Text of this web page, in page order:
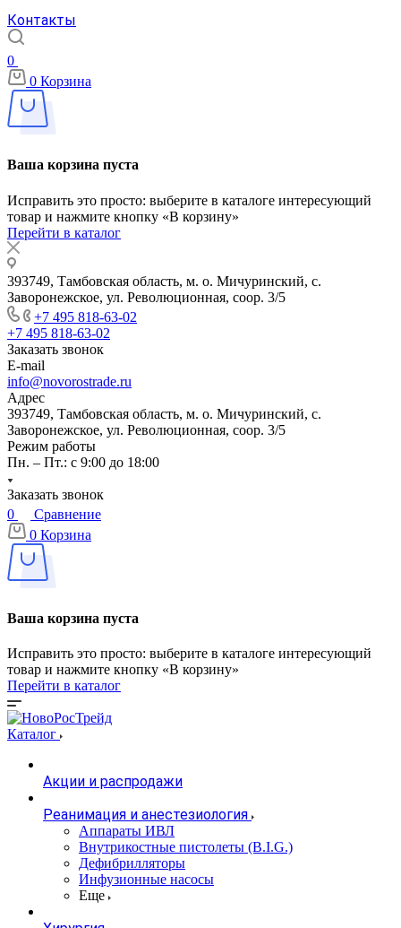
Контакты
0
0 Корзина
Ваша корзина пуста
Исправить это просто: выберите в каталоге интересующий
товар и нажмите кнопку «В корзину»
Перейти в каталог
393749, Тамбовская область, м. о. Мичуринский, с.
Заворонежское, ул. Революционная, соор. 3/5
+7 495 818-63-02
+7 495 818-63-02
Заказать звонок
E-mail
info@novorostrade.ru
Адрес
393749, Тамбовская область, м. о. Мичуринский, с.
Заворонежское, ул. Революционная, соор. 3/5
Режим работы
Пн. – Пт.: с 9:00 до 18:00
Заказать звонок
0
Сравнение
0 Корзина
Ваша корзина пуста
Исправить это просто: выберите в каталоге интересующий
товар и нажмите кнопку «В корзину»
Перейти в каталог
Каталог
Акции и распродажи
Реанимация и анестезиология
Аппараты ИВЛ
Внутрикостные пистолеты (B.I.G.)
Дефибрилляторы
Инфузионные насосы
Еще